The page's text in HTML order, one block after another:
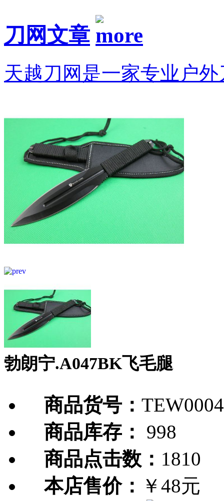
刀网文章
天越刀网是一家专业户
勃朗宁.A047BK飞毛腿
商品货号：
商品库存：
998
商品点击数： 1810
本店售价： ￥48元